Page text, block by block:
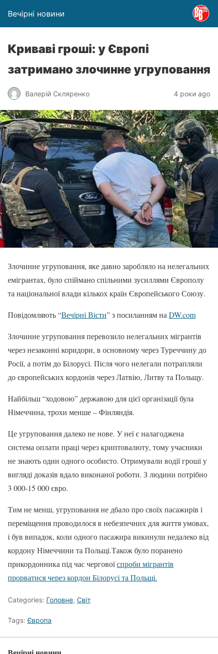
Вечірні новини
Криваві гроші: у Європі
затримано злочинне угруповання
Валерій Скляренко 4 роки ago
Злочинне угруповання, яке давно заробляло на нелегальних
емігрантах, було спіймано спільними зусиллями Європолу
та національної влади кількох країн Європейського Союзу.
Повідомляють “Вечірні Вісти” з посиланням на DW.com
Злочинне угруповання перевозило нелегальних мігрантів
через незаконні коридори, в основному через Туреччину до
Росії, а потім до Білорусі. Після чого нелегали потрапляли
до європейських кордонів через Латвію, Литву та Польщу.
Найбільш “ходовою” державою для цієї організації була
Німеччина, трохи менше – Фінляндія.
Це угруповання далеко не нове. У неї є налагоджена
система оплати праці через криптовалюту, тому учасники
не знають один одного особисто. Отримували водії гроші у
вигляді доказів вдало виконаної роботи. З людини потрібно
3 000-15 000 євро.
Тим не менш, угруповання не дбало про своїх пасажирів і
переміщення проводилося в небезпечних для життя умовах,
і був випадок, коли одного пасажира викинули недалеко від
кордону Німеччини та Польщі.Також було поранено
прикордонника під час черговоїспроби мігрантів
прорватися через кордон Білорусі та Польщі.
Categories: Головне, Світ
Tags: Європа